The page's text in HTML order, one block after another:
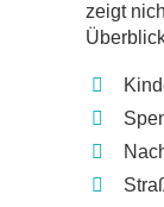
zeigt